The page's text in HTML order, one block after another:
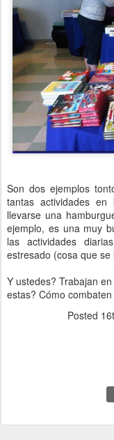
Son dos ejemplos
tantas actividades
llevarse una
ejemplo, es una muy
las actividades
estresado (cosa que
Y ustedes? Trabajan
estas? Cómo
Posted